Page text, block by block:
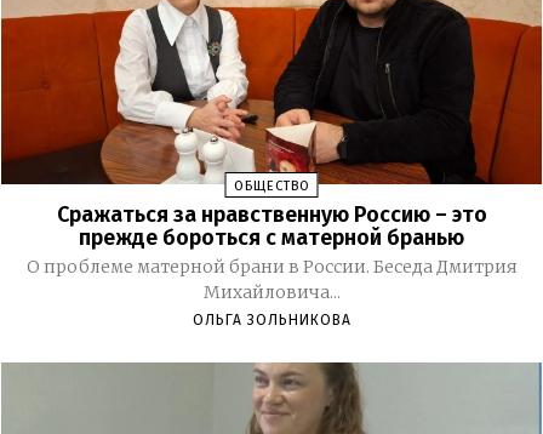
ОБЩЕСТВО
Сражаться за нравственную Россию – это
прежде бороться с матерной бранью
О проблеме матерной брани в России. Беседа Дмитрия
Михайловича...
ОЛЬГА ЗОЛЬНИКОВА